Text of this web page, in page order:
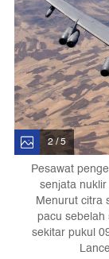
2 / 5
Pesawat
senjata
Menurut citra
pacu
sekitar pukul